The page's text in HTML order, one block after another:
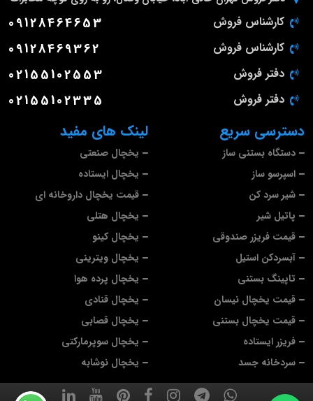
لینک های مفید
یخچال صنعتی
یخچال ایستاده
قیمت یخچال داروخانه ای
یخچال هتلی
یخچال کینو
یخچال ویترینی
یخچال پرده هوا
یخچال قنادی
یخچال قصابی
یخچال سوپرمارکتی
یخچال نوشابه
دسترسی سریع
دستگاه بستنی ساز
اسپرسو ساز
شیر سرد کن
پاتیل شیر
قیمت فریزر صندوقی
آبسردکن استیل
تاپینگ بستنی
قیمت یخچال نیسان
قیمت یخچال بستنی
فریزر ایستاده
سردخانه جسد
کارشناس فروش 09128464653
کارشناس فروش 09128469362
دفتر فروش 02155102553
دفتر فروش 02155102335